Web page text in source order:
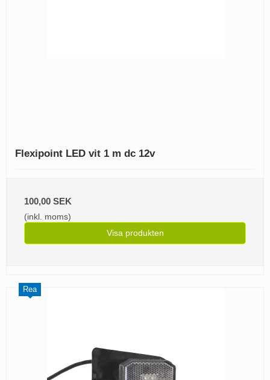
Flexipoint LED vit 1 m dc 12v
100,00 SEK
(inkl. moms)
Visa produkten
Rea